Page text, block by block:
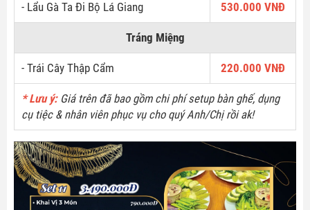
- Lẩu Gà Ta Đi Bộ Lá Giang 530.000 VNĐ
Tráng Miệng
- Trái Cây Thập Cẩm 220.000 VNĐ
* Lưu ý: Giá trên đã bao gồm chi phí setup bàn ghế, dụng
cụ tiệc & nhân viên phục vụ cho quý Anh/Chị rồi ak!